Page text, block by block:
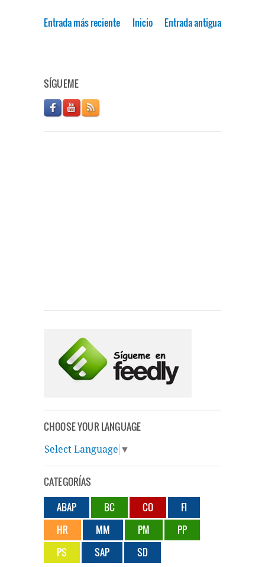
Entrada más reciente Entrada antigua
Inicio
SÍGUEME
CHOOSE YOUR LANGUAGE
Select Language ▼
CATEGORÍAS
ABAP
BC CO
FI
HR
MM PM
PP
PS
SAP SD